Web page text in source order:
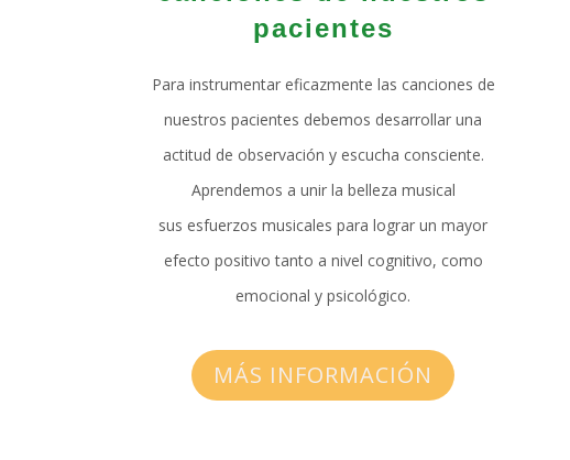
pacientes
Para instrumentar eficazmente las canciones de
nuestros pacientes debemos desarrollar una
actitud de observación y escucha consciente.
Aprendemos a unir la belleza musical
sus esfuerzos musicales para lograr un mayor
efecto positivo tanto a nivel cognitivo, como
emocional y psicológico.
MÁS INFORMACIÓN